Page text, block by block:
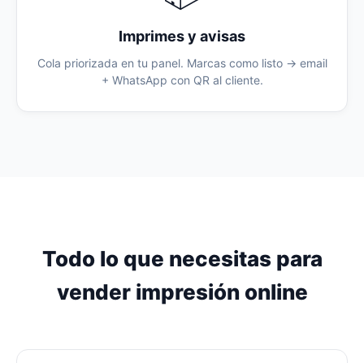
Imprimes y avisas
Cola priorizada en tu panel. Marcas como listo → email
+ WhatsApp con QR al cliente.
Todo lo que necesitas para
vender impresión online